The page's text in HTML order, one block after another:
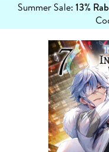
Summer Sale: 13%
erfahren